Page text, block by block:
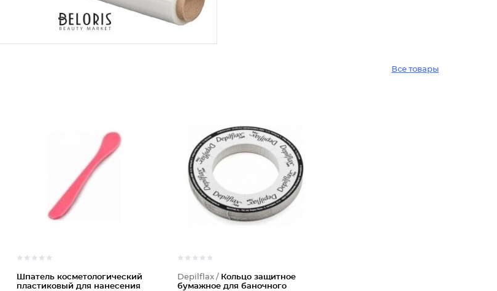
Все товары
Шпатель косметологический
пластиковый для нанесения
Depilflax / Кольцо защитное
бумажное для баночного